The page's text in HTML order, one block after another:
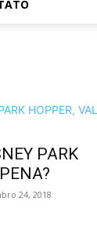
PARK
24, 2018